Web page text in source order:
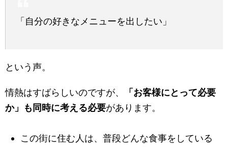
「自分の好きなメニューを出したい」
という声。
情熱はすばらしいのですが、
「お客様にとって必要
か」も同時に考える必要があります。
この街に住む人は、普段どんな食事をしている